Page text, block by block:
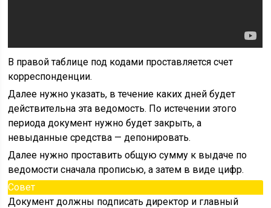
В правой таблице под кодами проставляется счет
корреспонденции.
Далее нужно указать, в течение каких дней будет
действительна эта ведомость. По истечении этого
периода документ нужно будет закрыть, а
невыданные средства — депонировать.
Далее нужно проставить общую сумму к выдаче по
ведомости сначала прописью, а затем в виде цифр.
Совет
Документ должны подписать директор и главный